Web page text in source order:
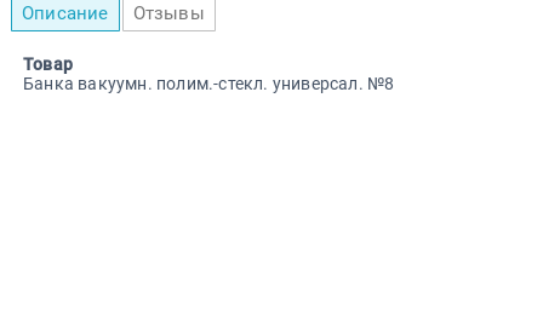
Описание Отзывы
Товар
Банка вакуумн. полим.-стекл. универсал. №8